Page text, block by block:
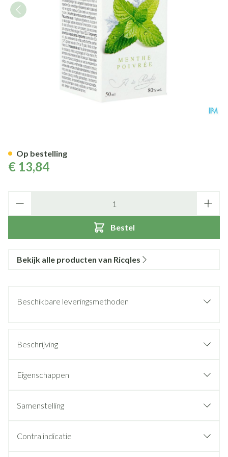
€ 13,84
Bestel
Op bestelling
Bekijk alle producten van Ricqles
Beschikbare leveringsmethoden
Beschrijving
Eigenschappen
Samenstelling
Contra indicatie